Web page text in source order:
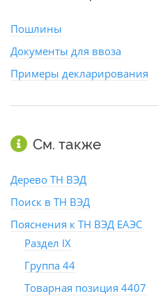
Пошлины
Документы для ввоза
Примеры декларирования
См. также
Дерево ТН ВЭД
Поиск в ТН ВЭД
Пояснения к ТН ВЭД ЕАЭС
Раздел IX
Группа 44
Товарная позиция 4407